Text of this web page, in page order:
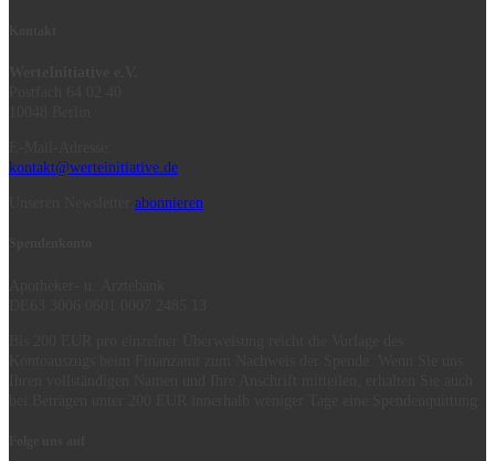
kontakt@werteinitiative.de
abonnieren